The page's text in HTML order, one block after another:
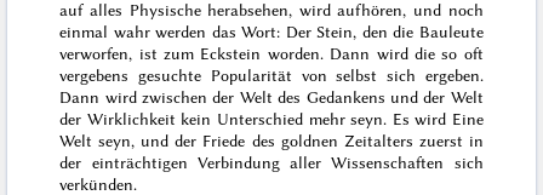
auf alles Physische herabsehen, wird aufhören, und noch
einmal wahr werden das Wort: Der Stein, den die Bauleute
verworfen, ist zum Eckstein worden. Dann wird die so oft
vergebens gesuchte Popularität von selbst sich ergeben.
Dann wird zwischen der Welt des Gedankens und der Welt
der Wirklichkeit kein Unterschied mehr seyn. Es wird Eine
Welt seyn, und der Friede des goldnen Zeitalters zuerst in
der einträchtigen Verbindung aller Wissenschaften sich
verkünden.